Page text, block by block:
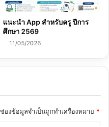
แนะนำ App สำหรับครู ปีการ
ศึกษา 2569
11/05/2026
ช่องข้อมูลจำเป็นถูกทำเครื่องหมาย *